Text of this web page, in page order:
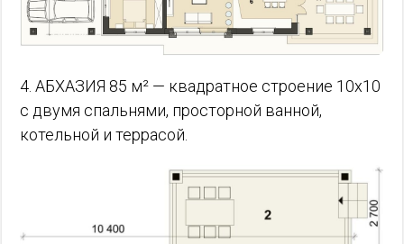
4. АБХАЗИЯ 85 м² — квадратное строение 10х10
с двумя спальнями, просторной ванной,
котельной и террасой.